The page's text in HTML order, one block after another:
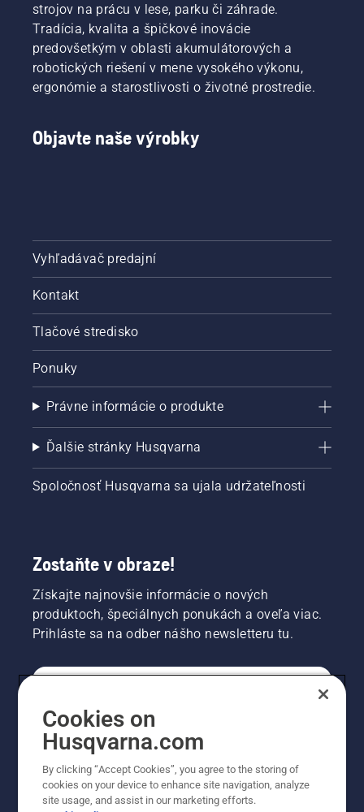
strojov na prácu v lese, parku či záhrade.
Tradícia, kvalita a špičkové inovácie
predovšetkým v oblasti akumulátorových a
robotických riešení v mene vysokého výkonu,
ergonómie a starostlivosti o životné prostredie.
Objavte naše výrobky
Vyhľadávač predajní
Kontakt
Tlačové stredisko
Ponuky
Právne informácie o produkte
Ďalšie stránky Husqvarna
Spoločnosť Husqvarna sa ujala udržateľnosti
Zostaňte v obraze!
Získajte najnovšie informácie o nových
produktoch, špeciálnych ponukách a oveľa viac.
Prihláste sa na odber nášho newsletteru tu.
PROFESIONÁLNE
Cookies on
Husqvarna.com
By clicking “Accept Cookies”, you agree to the storing of
cookies on your device to enhance site navigation, analyze
site usage, and assist in our marketing efforts.